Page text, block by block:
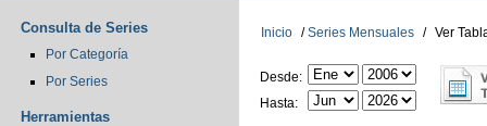
Consulta de Series
Por Categoría
Por Series
Herramientas
Inicio / Series Mensuales / Ver
Desde:
Hasta: